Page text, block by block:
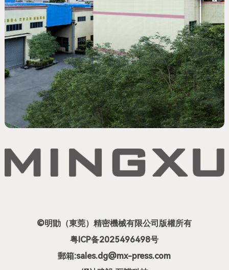
©明勖（東莞）精密機械有限公司版權所有
粤ICP备2025496498号
郵箱:sales.dg@mx-press.com